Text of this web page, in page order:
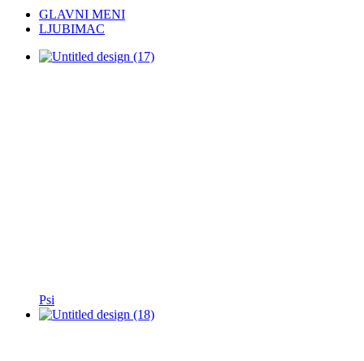
GLAVNI MENI
LJUBIMAC
Psi